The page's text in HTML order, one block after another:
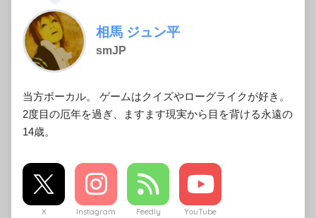
相馬 ジュン平
smJP
当方ボーカル。 ゲームはクイズやローグライクが好き。
2度目の厄年を過ぎ、ますます現実から目を背ける永遠の
14歳。
X Instagram Feedly YouTube